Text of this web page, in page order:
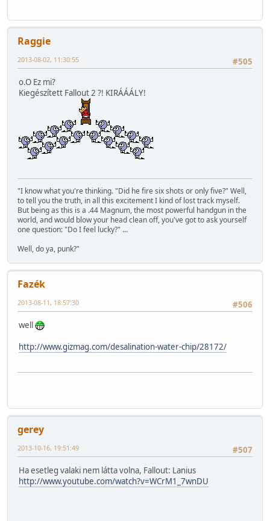
Raggie
#505
2013-08-02, 11:30:55
o.O Ez mi?
Kiegészített Fallout 2 ?! KIRÁÁÁLY!
"I know what you're thinking. "Did he fire six shots or only five?" Well,
to tell you the truth, in all this excitement I kind of lost track myself.
But being as this is a .44 Magnum, the most powerful handgun in the
world, and would blow your head clean off, you've got to ask yourself
one question: "Do I feel lucky?" ...
Well, do ya, punk?"
Fazék
#506
2013-08-11, 18:57:30
well
http://www.gizmag.com/desalination-water-chip/28172/
gerey
#507
2013-10-16, 19:51:49
Ha esetleg valaki nem látta volna, Fallout: Lanius
http://www.youtube.com/watch?v=WCrM1_7wnDU